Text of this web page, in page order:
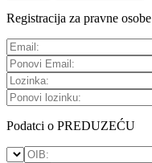
Registracija za pravne osobe
Podatci o PREDUZEĆU